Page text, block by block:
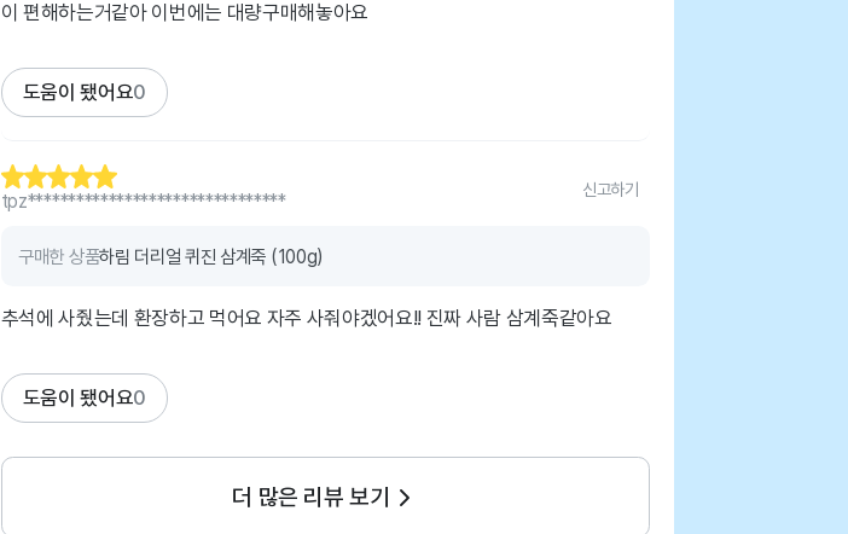
이 편해하는거같아 이번에는 대량구매해놓아요
도움이 됐어요0
tpz********************************
신고하기
구매한 상품하림 더리얼 퀴진 삼계죽 (100g)
추석에 사줬는데 환장하고 먹어요 자주 사줘야겠어요!! 진짜 사람 삼계죽같아요
도움이 됐어요0
더 많은 리뷰 보기